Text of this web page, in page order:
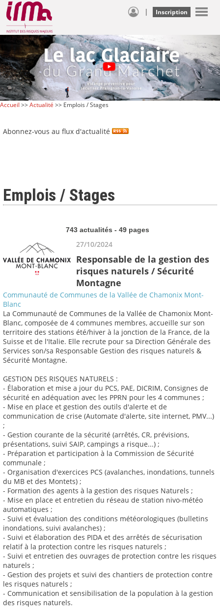
| Inscription
Accueil >>Actualité >> Emplois / Stages
Abonnez-vous au flux d'actualité
Emplois / Stages
743 actualités - 49 pages
27/10/2024
Responsable de la gestion des
risques naturels / Sécurité
Montagne
Communauté de Communes de la Vallée de Chamonix Mont-
Blanc
La Communauté de Communes de la Vallée de Chamonix Mont-
Blanc, composée de 4 communes membres, accueille sur son
territoire des stations été/hiver à la jonction de la France, de la
Suisse et de l'Italie. Elle recrute pour sa Direction Générale des
Services son/sa Responsable Gestion des risques naturels &
Sécurité Montagne.
GESTION DES RISQUES NATURELS :
- Élaboration et mise a jour du PCS, PAE, DICRIM, Consignes de
sécurité en adéquation avec les PPRN pour les 4 communes ;
- Mise en place et gestion des outils d'alerte et de
communication de crise (Automate d'alerte, site internet, PMV...)
;
- Gestion courante de la sécurité (arrêtés, CR, prévisions,
présentations, suivi SAIP, campings a risque...) ;
- Préparation et participation à la Commission de Sécurité
communale ;
- Organisation d'exercices PCS (avalanches, inondations, tunnels
du MB et des Montets) ;
- Formation des agents à la gestion des risques Naturels ;
- Mise en place et entretien du réseau de station nivo-météo
automatiques ;
- Suivi et évaluation des conditions météorologiques (bulletins
inondations, suivi avalanches) ;
- Suivi et élaboration des PIDA et des arrêtés de sécurisation
relatif à la protection contre les risques naturels ;
- Suivi et entretien des ouvrages de protection contre les risques
naturels ;
- Gestion des projets et suivi des chantiers de protection contre
les risques naturels ;
- Communication et sensibilisation de la population à la gestion
des risques naturels.